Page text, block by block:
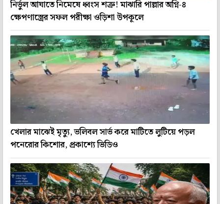
নির্ভুল আঘাতে নিমেষে ধ্বংস শত্রু! মাঝারি পাল্লার অগ্নি-৪
ক্ষেপণাস্ত্রের সফল পরীক্ষা ওড়িশা উপকূলে
খেলার মাঝেই মৃত্যু, ভলিবল সার্ভ করে মাটিতে লুটিয়ে পড়ল
পনেরোর কিশোর, প্রকাশ্যে ভিডিও